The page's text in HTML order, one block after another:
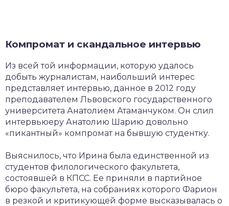
Компромат и скандальное интервью
Из всей той информации, которую удалось
добыть журналистам, наибольший интерес
представляет интервью, данное в 2012 году
преподавателем Львовского государственного
университета Анатолием Атаманчуком. Он слил
интервьюеру Анатолию Шарию довольно
«пикантный» компромат на бывшую студентку.
Выяснилось, что Ирина была единственной из
студентов филологического факультета,
состоявшей в КПСС. Ее приняли в партийное
бюро факультета, на собраниях которого Фарион
в резкой и критикующей форме высказывалась о